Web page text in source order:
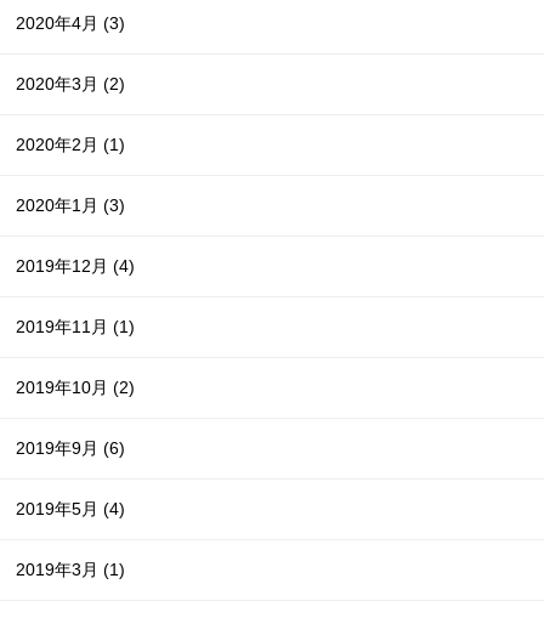
2020年4月(3)
2020年3月(2)
2020年2月(1)
2020年1月(3)
2019年12月(4)
2019年11月(1)
2019年10月(2)
2019年9月(6)
2019年5月(4)
2019年3月(1)